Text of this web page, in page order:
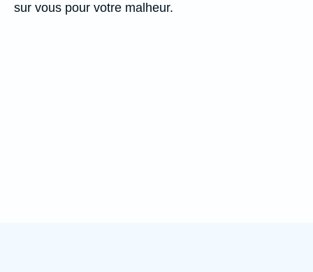
sur vous pour votre malheur.